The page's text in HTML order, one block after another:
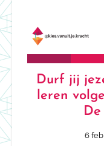
Durf jij
leren
6